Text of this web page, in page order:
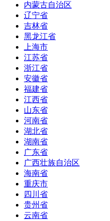
内蒙古自治区
辽宁省
吉林省
黑龙江省
上海市
江苏省
浙江省
安徽省
福建省
江西省
山东省
河南省
湖北省
湖南省
广东省
广西壮族自治区
海南省
重庆市
四川省
贵州省
云南省